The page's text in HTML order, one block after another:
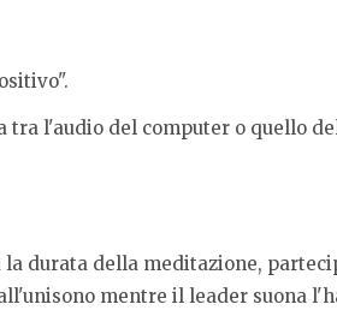
l'audio del computer o quello
durata della meditazione,
mentre il leader suona